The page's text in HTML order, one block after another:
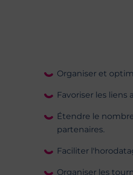
Organiser et
Favoriser les liens
Étendre le
partenaires.
Faciliter
Organiser les